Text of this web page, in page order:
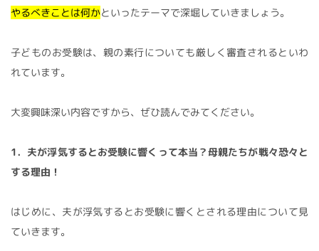
やるべきことは何かといったテーマで深堀していきましょう。
子どものお受験は、親の素行についても厳しく審査されるといわ
れています。
大変興味深い内容ですから、ぜひ読んでみてください。
1．夫が浮気するとお受験に響くって本当？母親たちが戦々恐々と
する理由！
はじめに、夫が浮気するとお受験に響くとされる理由について見
ていきます。